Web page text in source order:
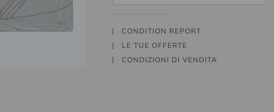
CONDITION REPORT
LE TUE OFFERTE
CONDIZIONI DI VENDITA